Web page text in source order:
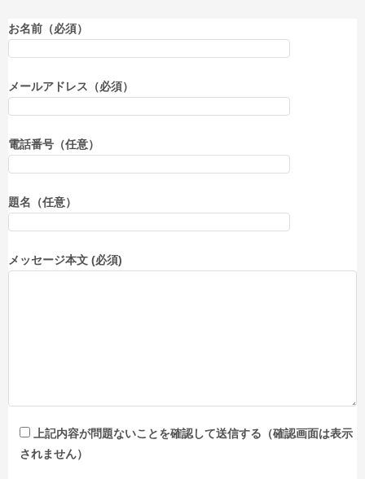
お名前（必須）
メールアドレス（必須）
電話番号（任意）
題名（任意）
メッセージ本文 (必須)
上記内容が問題ないことを確認して送信する（確認画面は表示
されません）